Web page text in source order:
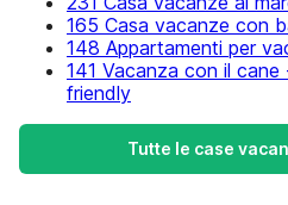
165 Casa vacanze con
148 Appartamenti per
141 Vacanza con il
friendly
Tutte le case